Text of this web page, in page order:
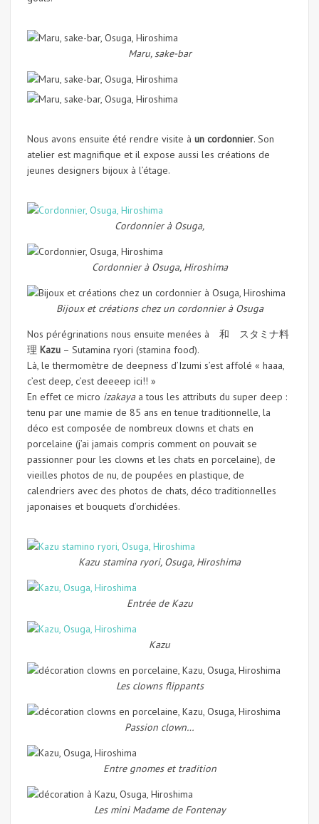
Maru, sake-bar
Nous avons ensuite été rendre visite à un cordonnier. Son
atelier est magnifique et il expose aussi les créations de
jeunes designers bijoux à l’étage.
Cordonnier à Osuga,
Cordonnier à Osuga, Hiroshima
Bijoux et créations chez un cordonnier à Osuga
Nos pérégrinations nous ensuite menées à 和 スタミナ料
理 Kazu – Sutamina ryori (stamina food).
Là, le thermomètre de deepness d’Izumi s’est affolé « haaa,
c’est deep, c’est deeeep ici!! »
En effet ce micro izakayaa tous les attributs du super deep :
tenu par une mamie de 85 ans en tenue traditionnelle, la
déco est composée de nombreux clowns et chats en
porcelaine (j’ai jamais compris comment on pouvait se
passionner pour les clowns et les chats en porcelaine), de
vieilles photos de nu, de poupées en plastique, de
calendriers avec des photos de chats, déco traditionnelles
japonaises et bouquets d’orchidées.
Kazu stamina ryori, Osuga, Hiroshima
Entrée de Kazu
Kazu
Les clowns flippants
Passion clown…
Entre gnomes et tradition
Les mini Madame de Fontenay